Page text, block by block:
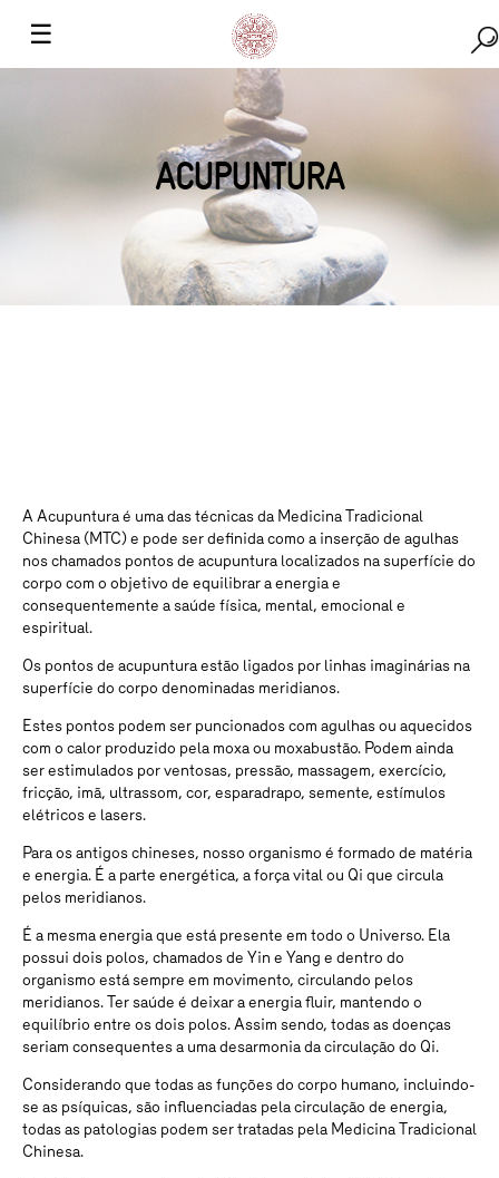
☰
ACUPUNTURA
A Acupuntura é uma das técnicas da Medicina Tradicional
Chinesa (MTC) e pode ser definida como a inserção de agulhas
nos chamados pontos de acupuntura localizados na superfície do
corpo com o objetivo de equilibrar a energia e
consequentemente a saúde física, mental, emocional e
espiritual.
Os pontos de acupuntura estão ligados por linhas imaginárias na
superfície do corpo denominadas meridianos.
Estes pontos podem ser puncionados com agulhas ou aquecidos
com o calor produzido pela moxa ou moxabustão. Podem ainda
ser estimulados por ventosas, pressão, massagem, exercício,
fricção, imã, ultrassom, cor, esparadrapo, semente, estímulos
elétricos e lasers.
Para os antigos chineses, nosso organismo é formado de matéria
e energia. É a parte energética, a força vital ou Qi que circula
pelos meridianos.
É a mesma energia que está presente em todo o Universo. Ela
possui dois polos, chamados de Yin e Yang e dentro do
organismo está sempre em movimento, circulando pelos
meridianos. Ter saúde é deixar a energia fluir, mantendo o
equilíbrio entre os dois polos. Assim sendo, todas as doenças
seriam consequentes a uma desarmonia da circulação do Qi.
Considerando que todas as funções do corpo humano, incluindo-
se as psíquicas, são influenciadas pela circulação de energia,
todas as patologias podem ser tratadas pela Medicina Tradicional
Chinesa.